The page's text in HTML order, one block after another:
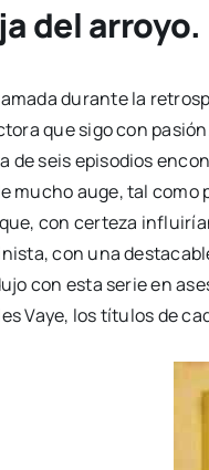
del arroyo.
durante la
que sigo con
de seis episodios
mucho auge, tal
con certeza
con una
con esta serie en
Vaye, los títulos de